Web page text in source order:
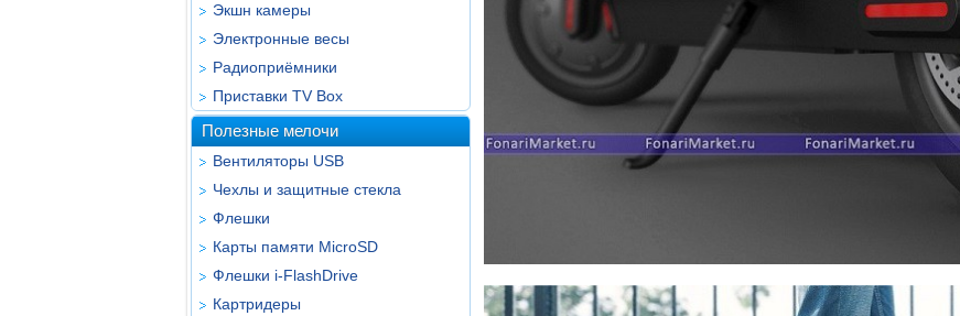
Экшн камеры
Электронные весы
Радиоприёмники
Приставки TV Box
Полезные мелочи
Вентиляторы USB
Чехлы и защитные стекла
Флешки
Карты памяти MicroSD
Флешки i-FlashDrive
Картридеры